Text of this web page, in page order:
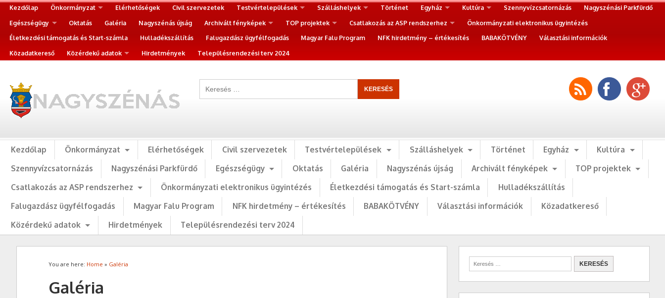
Kezdőlap Önkormányzat Elérhetőségek Civil szervezetek Testvértelepülések Szálláshelyek Történet Egyház Kultúra Szennyvízcsatornázás
Nagyszénási Parkfürdő
Egészségügy
Oktatás Galéria Nagyszénás újság Archivált fényképek TOP projektek Csatlakozás az ASP rendszerhez
Önkormányzati elektronikus ügyintézés
Életkezdési támogatás és Start-számla
Hulladékszállítás Falugazdász ügyfélfogadás Magyar Falu Program NFK hirdetmény – értékesítés BABAKÖTVÉNY
Választási információk
Közadatkereső
Közérdekű adatok Hirdetmények Településrendezési terv 2024
Kezdőlap Önkormányzat Elérhetőségek Civil szervezetek Testvértelepülések Szálláshelyek Történet Egyház
Kultúra
Szennyvízcsatornázás
Nagyszénási Parkfürdő Egészségügy Oktatás Galéria Nagyszénás újság Archivált fényképek
TOP projektek
Csatlakozás az ASP rendszerhez
Önkormányzati elektronikus ügyintézés Életkezdési támogatás és Start-számla
Hulladékszállítás
Falugazdász ügyfélfogadás
Magyar Falu Program NFK hirdetmény – értékesítés BABAKÖTVÉNY Választási információk
Közadatkereső
Közérdekű adatok
Hirdetmények Településrendezési terv 2024
You are here: Home » Galéria
Galéria